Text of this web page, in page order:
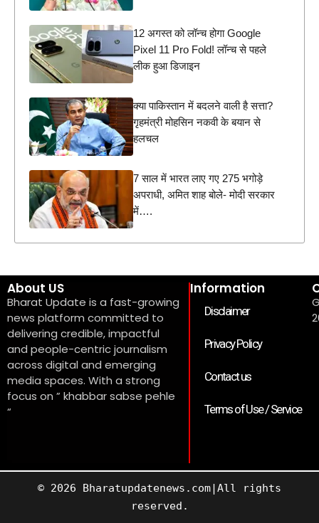
12 अगस्त को लॉन्च होगा Google
Pixel 11 Pro Fold! लॉन्च से पहले
लीक हुआ डिजाइन
क्या पाकिस्तान में बदलने वाली है सत्ता?
गृहमंत्री मोहसिन नकवी के बयान से
हलचल
7 साल में भारत लाए गए 275 भगोड़े
अपराधी, अमित शाह बोले- मोदी सरकार
में….
About US
Bharat Update is a fast-growing
news platform committed to
delivering credible, impactful
and people-centric journalism
across digital and emerging
media spaces. With a strong
focus on ” khabbar sabse pehle
“
Information
Disclaimer
Privacy Policy
Contact us
Terms of Use / Service
© 2026 Bharatupdatenews.com|All rights
reserved.